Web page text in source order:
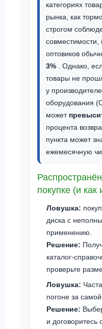
категориях
рынка, как
строгом
совместимости,
оптовиков
3% . Однако,
товары не
у
оборудования
может
процента
пункта может
ежемесячную
покупке (и как
Ловушка:
диска с
применению.
Решение:
каталог-
проверьте
Ловушка:
погоне за
Решение:
и